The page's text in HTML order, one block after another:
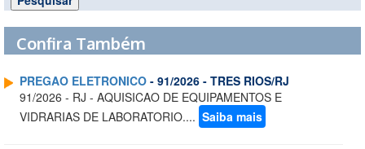
Confira Também
PREGAO ELETRONICO - 91/2026 - TRES RIOS/RJ
91/2026 - RJ - AQUISICAO DE EQUIPAMENTOS E
VIDRARIAS DE LABORATORIO.... Saiba mais